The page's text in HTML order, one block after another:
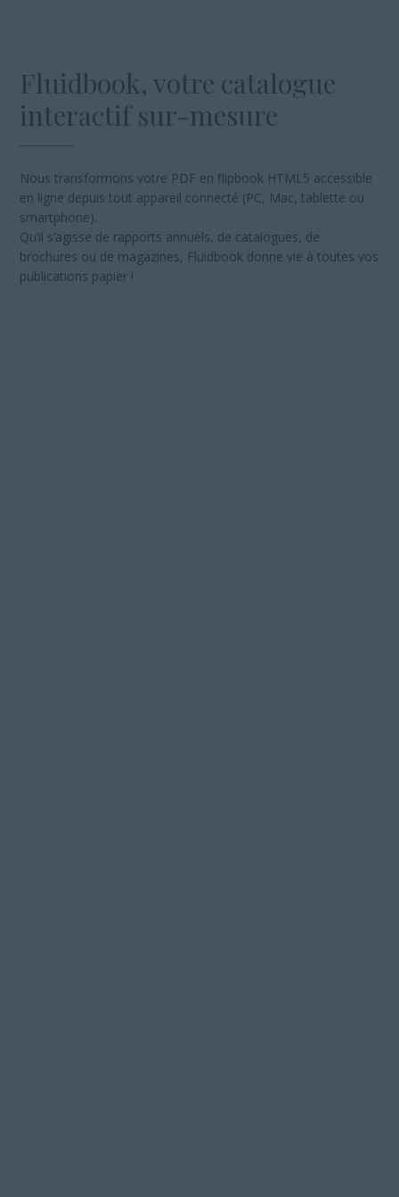
Fluidbook, votre catalogue
interactifsur-mesure
Nous transformons votre PDF en flipbook HTML5 accessible
en ligne depuis tout appareil connecté (PC, Mac, tablette ou
smartphone).
Qu’il s’agisse de rapports annuels, de catalogues, de
brochures ou de magazines, Fluidbook donne vie à toutes vos
publications papier !